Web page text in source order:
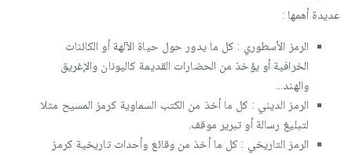
عديدة أهمها :
الرمز الأسطوري : كل ما يدور حول حياة الآلهة أو الكائنات
الخرافية أو يؤخذ من الحضارات القديمة كاليونان والإغريق
والهند...
الرمز الديني : كل ما أخذ من الكتب السماوية كرمز المسيح مثلا
لتبليغ رسالة أو تبرير موقف.
الرمز التاريخي : كل ما أخذ من وقائع وأحداث تاريخية كرمز